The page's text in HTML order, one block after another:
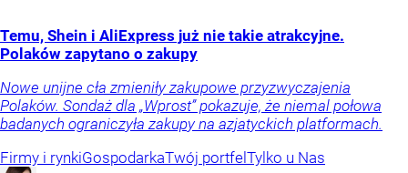
Temu, Shein i AliExpress już nie takie atrakcyjne.
Polaków zapytano o zakupy
Nowe unijne cła zmieniły zakupowe przyzwyczajenia
Polaków. Sondaż dla „Wprost” pokazuje, że niemal połowa
badanych ograniczyła zakupy na azjatyckich platformach.
Firmy i rynkiGospodarkaTwój portfel Tylko u Nas